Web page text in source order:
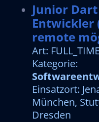
Junior
Entwickler
remote
Art:
Kategorie:
Einsatzort:
München,
Dresden